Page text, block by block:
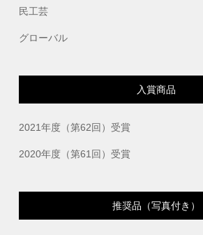
民工芸
グローバル
入賞商品
2021年度（第62回）受賞
2020年度（第61回）受賞
推奨品（写真付き）